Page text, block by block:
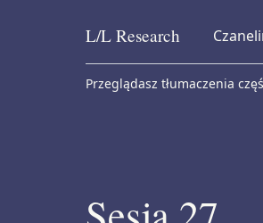
Skip to content
L/L Research
Przeglądasz tłumaczenia